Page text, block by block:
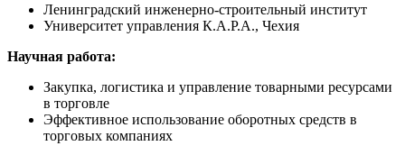
Ленинградский инженерно-строительный институт
Университет управления К.А.P.А., Чехия
Научная работа:
Закупка, логистика и управление товарными ресурсами
в торговле
Эффективное использование оборотных средств в
торговых компаниях